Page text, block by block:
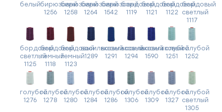
белыйбирюзовый
1256
бирюзовый
1258
бирюзовый
1264
бирюзовый
1542
бордовый
1119
бордовый
1121
бордовый
1122
бордовый
светлый
1117
бордовый
светлый
1125
бордовый
темный
1118
бордовый
темный
1123
васильковый
1289
васильковый
1291
васильковый
1294
васильковый
1590
голубой
1251
голубой
1252
голубой
1276
голубой
1278
голубой
1280
голубой
1284
голубой
1286
голубой
1306
голубой
1309
голубой
1327
голубой
светлый
1305